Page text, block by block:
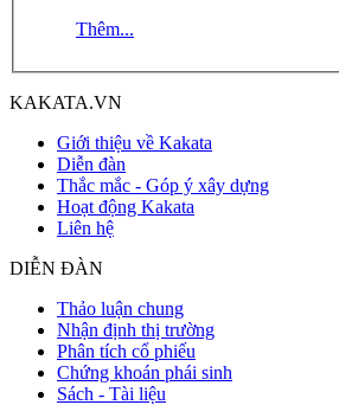
Thêm...
KAKATA.VN
Giới thiệu về Kakata
Diễn đàn
Thắc mắc - Góp ý xây dựng
Hoạt động Kakata
Liên hệ
DIỄN ĐÀN
Thảo luận chung
Nhận định thị trường
Phân tích cổ phiếu
Chứng khoán phái sinh
Sách - Tài liệu